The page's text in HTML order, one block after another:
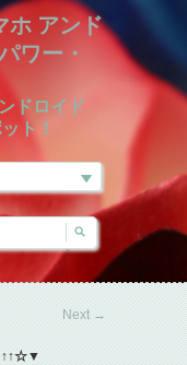
アンド
ワー・
ドロイド
ト！
Next →